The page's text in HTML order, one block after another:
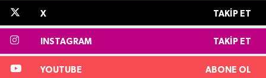
X TAKIP ET
INSTAGRAM TAKIP ET
YOUTUBE ABONE OL